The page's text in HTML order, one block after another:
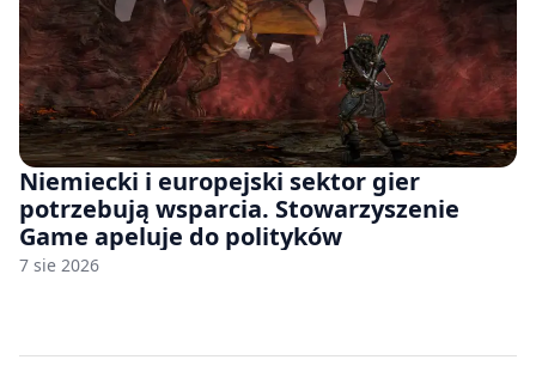
Niemiecki i europejski sektor gier
potrzebują wsparcia. Stowarzyszenie
Game apeluje do polityków
7 sie 2026